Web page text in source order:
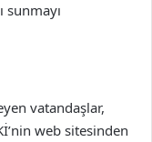
sunmayı
vatandaşlar,
web sitesinden